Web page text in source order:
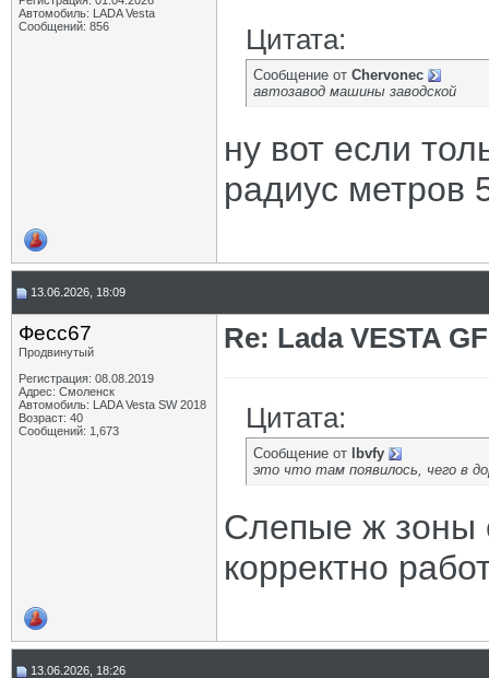
Автомобиль: LADA Vesta
Сообщений: 856
Цитата:
Сообщение от Chervonec
автозавод машины заводской
ну вот если
радиус метров
13.06.2026, 18:09
Фесс67
Продвинутый
Регистрация: 08.08.2019
Адрес: Смоленск
Автомобиль: LADA Vesta SW 2018
Возраст: 40
Сообщений: 1,673
Re: Lada VESTA
Цитата:
Сообщение от
lbvfy
это что там появилось, чего в
Слепые ж зоны
корректно
13.06.2026, 18:26